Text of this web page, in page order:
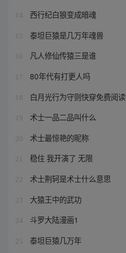
14 西行纪白狼变成暗魂
15 泰坦巨猿是几万年魂兽
16 凡人修仙传猿三是谁
17 80年代有打更人吗
18 白月光行为守则快穿免费阅读
19 术士一品二品叫什么
20 术士最惊艳的昵称
21 稳住 我开演了 无限
22 术士荆轲是术士什么意思
23 大猿王中的武功
24 斗罗大陆漫画1
25 泰坦巨猿几万年